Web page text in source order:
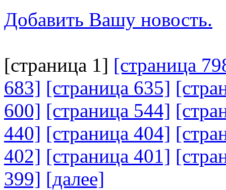
Добавить Вашу новость.
[страница 1] [страница
683] [страница 635]
600] [страница 544]
440] [страница 404]
402] [страница 401]
399] [далее]